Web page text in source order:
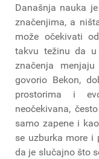
Današnja nauka
značenjima, a
može očekivati
takvu težinu da
značenja
govorio Bekon,
prostorima i
neočekivana,
samo zapene i
se uzburka more i
da je slučajno što